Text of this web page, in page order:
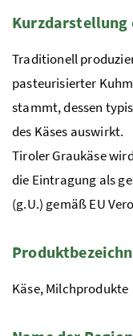
Kurzdarstellung
Traditionell
pasteurisierter
stammt, dessen
des Käses auswirkt.
Tiroler Graukäse
die Eintragung als
(g.U.) gemäßEU
Käse, Milchprodukte